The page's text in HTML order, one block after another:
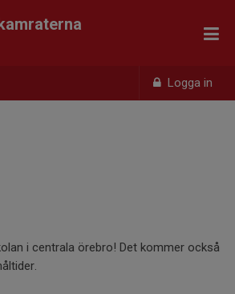
Logga in
i centrala örebro! Det kommer också